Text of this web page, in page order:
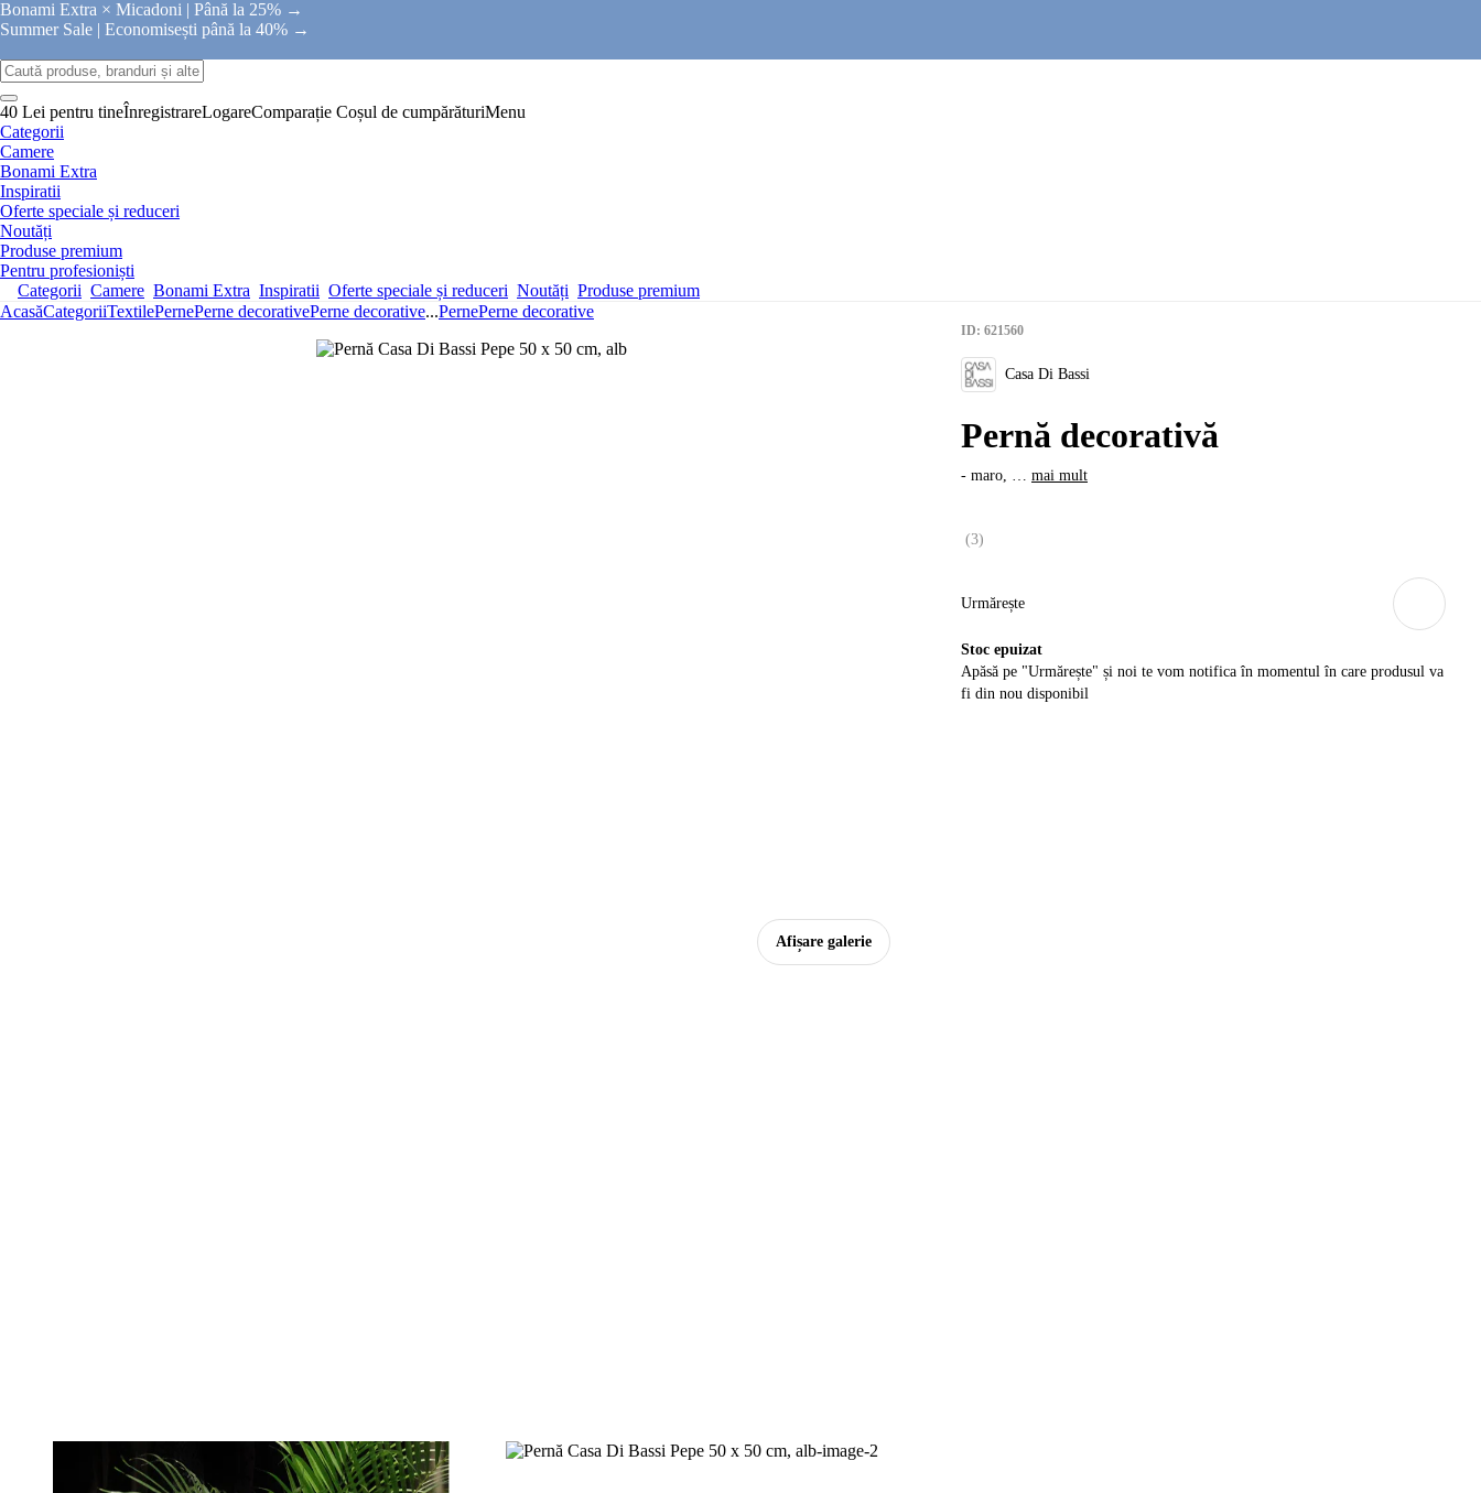
Bonami Extra × Micadoni | Până la 25% →
Summer Sale | Economisești până la 40% →
40 Lei pentru tineÎnregistrareLogareComparație Coșul de cumpărăturiMenu
Categorii
Camere
Bonami Extra
Inspiratii
Oferte speciale și reduceri
Noutăți
Produse premium
Pentru profesioniști
Categorii Camere Bonami Extra Inspiratii Oferte speciale și reduceri Noutăți Produse premium
AcasăCategoriiTextilePernePerne decorativePerne decorative...PernePerne decorative
Afișare galerie
ID: 621560
Casa Di Bassi
Pernă decorativă
- maro, … mai mult
(3)
Urmărește
Stoc epuizat
Apăsă pe "Urmărește" și noi te vom notifica în momentul în care produsul va
fi din nou disponibil